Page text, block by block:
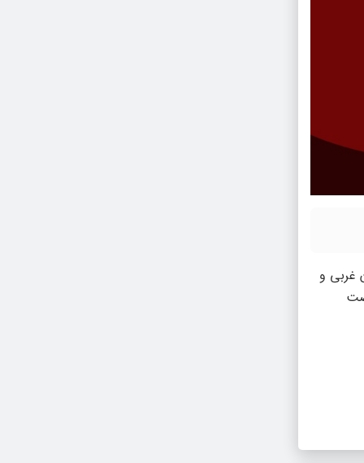
غربی و